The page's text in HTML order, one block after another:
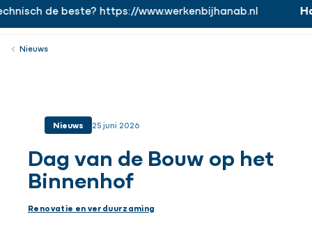
https://www.werkenbijhanab.nl
de beste? https://www.werkenbijhanab.nl
Werken bij
Nieuws
Nieuws 25 juni 2026
Dag van de Bouw op het
Binnenhof
Renovatie en verduurzaming